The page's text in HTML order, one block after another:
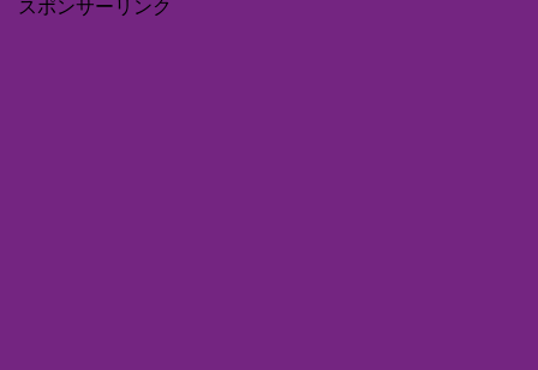
スポンサーリンク